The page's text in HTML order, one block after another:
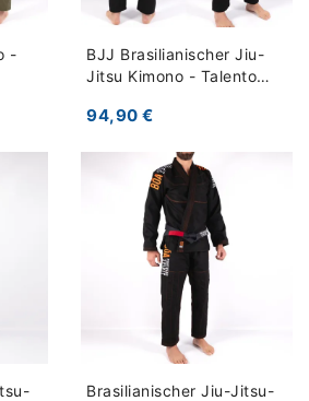
-
BJJ Brasilianischer Jiu-
Jitsu Kimono - Talento
94,90 €
Brasilianischer Jiu-Jitsu-